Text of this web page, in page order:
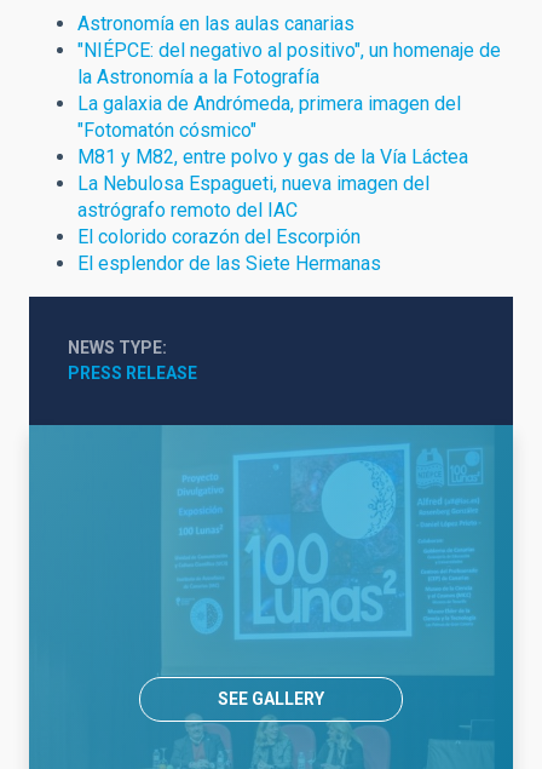
Astronomía en las aulas canarias
"NIÉPCE: del negativo al positivo", un homenaje de
la Astronomía a la Fotografía
La galaxia de Andrómeda, primera imagen del
"Fotomatón cósmico"
M81 y M82, entre polvo y gas de la Vía Láctea
La Nebulosa Espagueti, nueva imagen del
astrógrafo remoto del IAC
El colorido corazón del Escorpión
El esplendor de las Siete Hermanas
NEWS TYPE
PRESS RELEASE
SEE GALLERY